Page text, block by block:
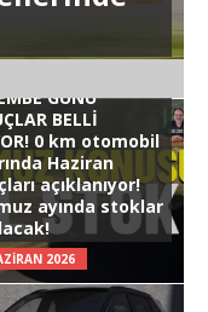
GÜNÜ
BELLİ
0 km otomobil
Haziran
açıklanıyor!
ayında stoklar
2026